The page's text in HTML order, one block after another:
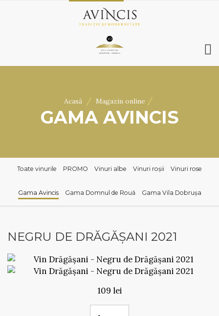
MAGAZIN ONLINE
CONTACT
Acasă / Magazin online /
GAMA AVINCIS
Toate vinurile PROMO Vinuri albe Vinuri roșii Vinuri rose
Gama Avincis Gama Domnul de Rouă Gama Vila Dobrușa
NEGRU DE DRĂGĂȘANI 2021
109 lei